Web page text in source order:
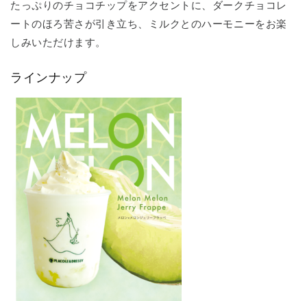
たっぷりのチョコチップをアクセントに、ダークチョコレ
ートのほろ苦さが引き立ち、ミルクとのハーモニーをお楽
しみいただけます。
ラインナップ